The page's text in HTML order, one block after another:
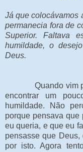
Já que colocávamos
permanecia fora de
Superior. Faltava
humildade, o
Deus.
Quando vim pela
encontrar um
humildade. Não
porque pensava
eu queria, e que eu
pensasse que Deus,
por isto. Agora